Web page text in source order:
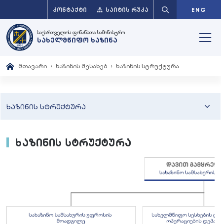
ᲙᲝᲜᲢᲐᲥᲢᲘ ᲡᲐᲘᲢᲘᲡ ᲠᲣᲙᲐ ENG
საქართველოს ფინანსთა სამინისტრო
სახელმწიფო ხაზინა
მთავარი ხაზინის შესახებ ხაზინის სტრუქტურა
ხაზინის სტრუქტურა
ხაზინის სტრუქტურა